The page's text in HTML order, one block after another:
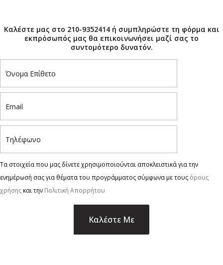
Καλέστε μας στο 210-9352414 ή συμπληρώστε τη φόρμα και
εκπρόσωπός μας θα επικοινωνήσει μαζί σας το
συντομότερο δυνατόν.
Τα στοιχεία που μας δίνετε χρησιμοποιούνται αποκλειστικά για την
ενημέρωσή σας για θέματα του προγράμματος σύμφωνα με τους όρους
χρήσηςκαι την Πολιτική Απορρήτου